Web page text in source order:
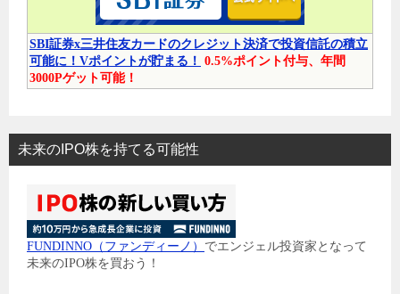
SBI証券x三井住友カードのクレジット決済で投資信託の積立
可能に！Vポイントが貯まる！ 0.5%ポイント付与、年間
3000Pゲット可能！
未来のIPO株を持てる可能性
FUNDINNO（ファンディーノ） でエンジェル投資家となって
未来のIPO株を買おう！